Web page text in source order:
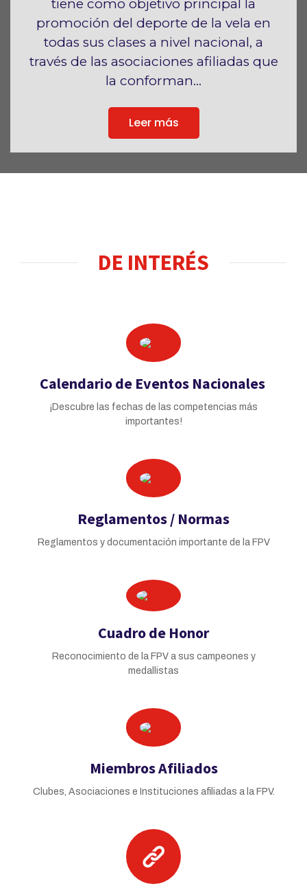
tiene como objetivo principal la
promoción del deporte de la vela en
todas sus clases a nivel nacional, a
través de las asociaciones afiliadas que
la conforman...
Leer más
DE INTERÉS
Calendario de Eventos Nacionales
¡Descubre las fechas de las competencias más
importantes!
Reglamentos / Normas
Reglamentos y documentación importante de la FPV
Cuadro de Honor
Reconocimiento de la FPV a sus campeones y
medallistas
Miembros Afiliados
Clubes, Asociaciones e Instituciones afiliadas a la FPV.